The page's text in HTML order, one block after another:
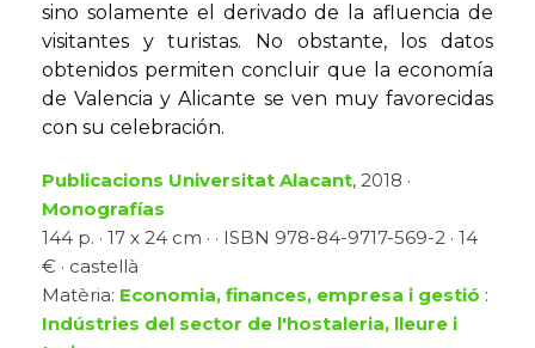
sino solamente el derivado de la afluencia de
visitantes y turistas. No obstante, los datos
obtenidos permiten concluir que la economía
de Valencia y Alicante se ven muy favorecidas
con su celebración.
Publicacions Universitat Alacant, 2018 ·
Monografías
144 p. · 17 x 24 cm · · ISBN 978-84-9717-569-2 · 14
€ · castellà
Matèria: Economia, finances, empresa i gestió :
Indústries del sector de l'hostaleria, lleure i